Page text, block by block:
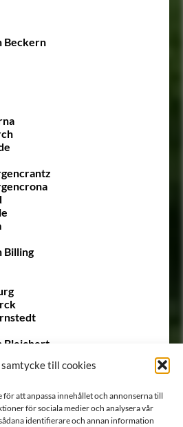
till cookies
att anpassa innehållet och annonserna till
för sociala medier och analysera vår
identifierare och annan information
Beckern
Billing
Bleichert